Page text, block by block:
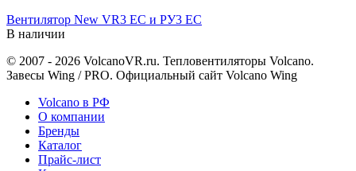
Вентилятор New VR3 EC и РУ3 ЕС
В наличии
© 2007 - 2026 VolcanoVR.ru. Тепловентиляторы Volcano.
Завесы Wing / PRO. Официальный сайт Volcano Wing
Volcano в РФ
О компании
Бренды
Каталог
Прайс-лист